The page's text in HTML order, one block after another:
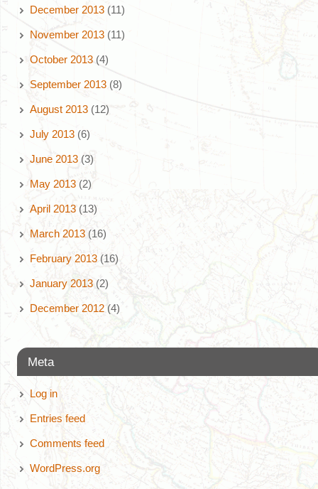
December 2013(11)
November 2013(11)
October 2013(4)
September 2013(8)
August 2013(12)
July 2013(6)
June 2013(3)
May 2013(2)
April 2013(13)
March 2013(16)
February 2013(16)
January 2013(2)
December 2012(4)
Meta
Log in
Entries feed
Comments feed
WordPress.org